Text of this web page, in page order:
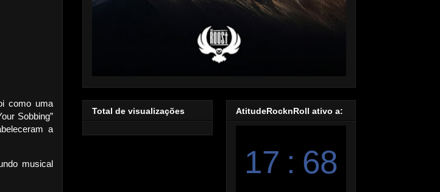
como uma
Sobbing”
a
musical
Total de visualizações AtitudeRocknRoll ativo a: